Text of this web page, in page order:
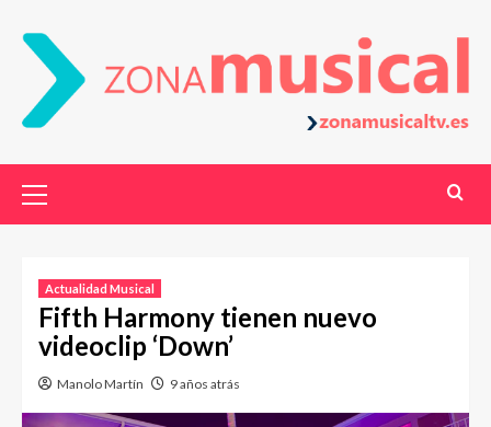
Actualidad Musical
Fifth Harmony tienen nuevo
videoclip ‘Down’
Manolo Martín 9 años atrás